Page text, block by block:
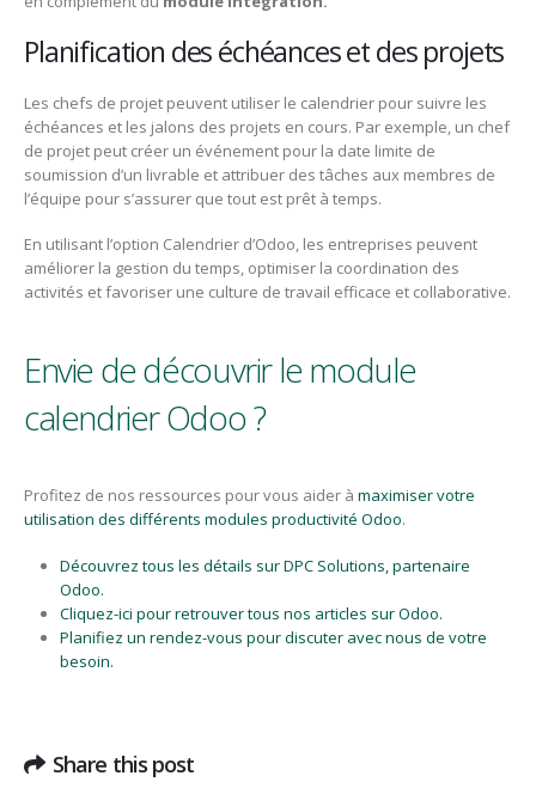
Planification des échéances et des projets
Les chefs de projet peuvent utiliser le calendrier pour suivre les
échéances et les jalons des projets en cours. Par exemple, un chef
de projet peut créer un événement pour la date limite de
soumission d’un livrable et attribuer des tâches aux membres de
l’équipe pour s’assurer que tout est prêt à temps.
En utilisant l’option Calendrier d’Odoo, les entreprises peuvent
améliorer la gestion du temps, optimiser la coordination des
activités et favoriser une culture de travail efficace et collaborative.
Envie de découvrir le module
calendrier Odoo ?
Profitez de nos ressources pour vous aider à maximiser votre
utilisation des différents modules productivité Odoo.
Découvrez tous les détails sur DPC Solutions, partenaire
Odoo.
Cliquez-ici pour retrouver tous nos articles sur Odoo.
Planifiez un rendez-vous pour discuter avec nous de votre
besoin.
Share this post